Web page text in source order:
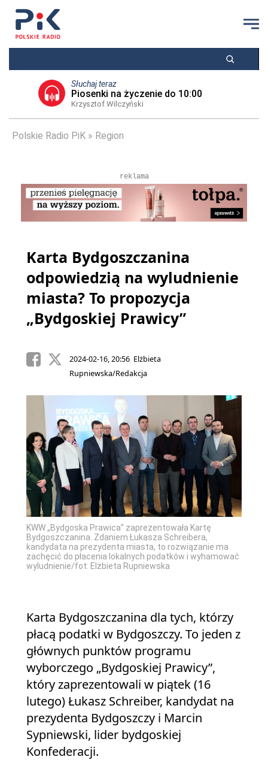
Słuchaj teraz
Piosenki na życzenie do 10:00
Krzysztof Wilczyński
Polskie Radio PiK Region
reklama
Karta Bydgoszczanina
odpowiedzią na wyludnienie
miasta? To propozycja
„Bydgoskiej Prawicy”
2024-02-16, 20:56 Elżbieta
Rupniewska/Redakcja
KWW „Bydgoska Prawica” zaprezentowała Kartę
Bydgoszczanina. Zdaniem Łukasza Schreibera,
kandydata na prezydenta miasta, to rozwiązanie ma
zachęcić do płacenia lokalnych podatków i wyhamować
wyludnienie/fot: Elżbieta Rupniewska
Karta Bydgoszczanina dla tych, którzy
płacą podatki w Bydgoszczy. To jeden z
głównych punktów programu
wyborczego „Bydgoskiej Prawicy”,
który zaprezentowali w piątek (16
lutego) Łukasz Schreiber, kandydat na
prezydenta Bydgoszczy i Marcin
Sypniewski, lider bydgoskiej
Konfederacji.